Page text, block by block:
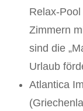
Relax-
Zimmern
sind die
Urlaub
Atlantica